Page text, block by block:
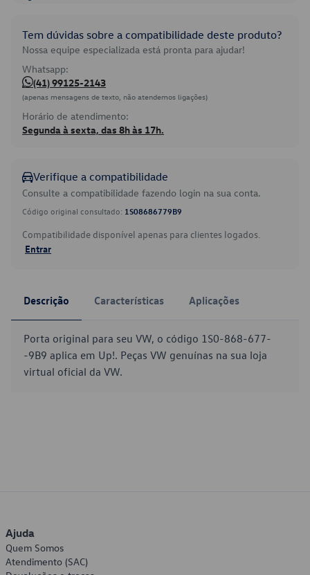
Tem dúvidas sobre a compatibilidade deste produto?
Nossa equipe especializada está pronta para ajudar!
Whatsapp:
(41) 99125-2143
(apenas mensagens de texto, não atendemos ligações)
Horário de atendimento:
Segunda à sexta, das 8h às 17h.
Verifique a compatibilidade
Consulte a compatibilidade fazendo login na sua conta.
Código original consultado: 1S08686779B9
Compatibilidade disponível apenas para clientes logados.
Entrar
Descrição Características Aplicações
Porta original para seu VW, o código 1S0-868-677-
-9B9 aplica em Up!. Peças VW genuínas na sua loja
virtual oficial da VW.
Ajuda
Quem Somos
Atendimento (SAC)